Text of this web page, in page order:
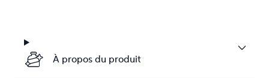
À propos du produit